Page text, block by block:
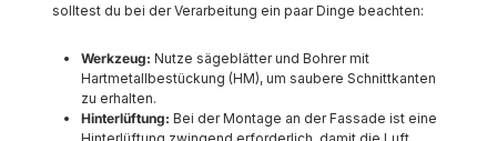
solltest du bei der Verarbeitung ein paar Dinge beachten:
Werkzeug: Nutze sägeblätter und Bohrer mit
Hartmetallbestückung (HM), um saubere Schnittkanten
zu erhalten.
Hinterlüftung: Bei der Montage an der Fassade ist eine